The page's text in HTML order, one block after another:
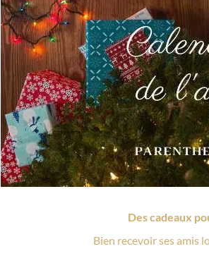
Des cadeaux
Bien recevoir ses amis